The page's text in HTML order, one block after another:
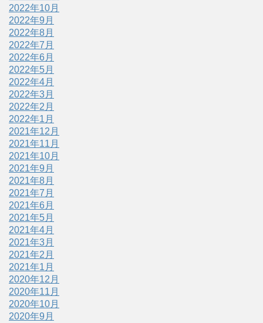
2022年10月
2022年9月
2022年8月
2022年7月
2022年6月
2022年5月
2022年4月
2022年3月
2022年2月
2022年1月
2021年12月
2021年11月
2021年10月
2021年9月
2021年8月
2021年7月
2021年6月
2021年5月
2021年4月
2021年3月
2021年2月
2021年1月
2020年12月
2020年11月
2020年10月
2020年9月